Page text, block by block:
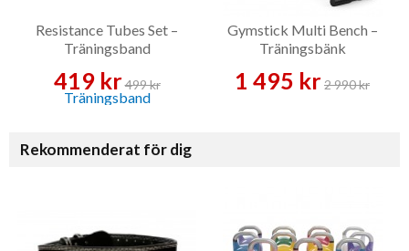
Resistance Tubes Set –
Träningsband
419 kr499 kr
Gymstick Multi Bench –
Träningsbänk
1 495 kr2 990 kr
Rekommenderat för dig